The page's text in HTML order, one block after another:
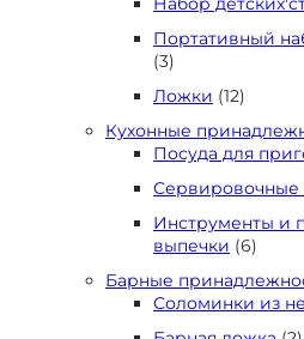
Портативный
33
Ложки 1212
Кухонные
Посуда для
Сервировочные
Инструменты и
выпечки 66
Барные
Соломинки из